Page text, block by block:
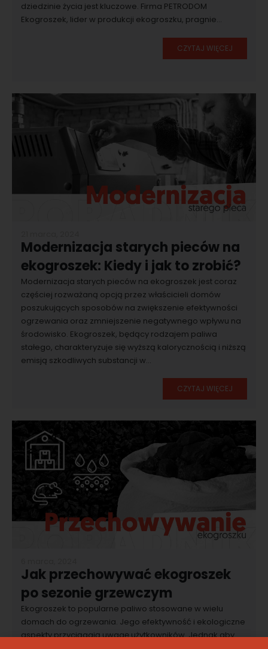
dziedzinie życia jest kluczowe. Firma PETRODOM
Ekogroszek, lider w produkcji ekogroszku, pragnie...
CZYTAJ WIĘCEJ
Modernizacja starych pieców na
ekogroszek: Kiedy i jak to zrobić?
Modernizacja starych pieców na ekogroszek jest coraz
częściej rozważaną opcją przez właścicieli domów
poszukujących sposobów na zwiększenie efektywności
ogrzewania oraz zmniejszenie negatywnego wpływu na
środowisko. Ekogroszek, będący rodzajem paliwa
stałego, charakteryzuje się wyższą kalorycznością i niższą
emisją szkodliwych substancji w...
CZYTAJ WIĘCEJ
Jak przechowywać ekogroszek
po sezonie grzewczym
Ekogroszek to popularne paliwo stosowane w wielu
domach do ogrzewania. Jego efektywność i ekologiczne
aspekty przyciągają uwagę użytkowników. Jednak aby